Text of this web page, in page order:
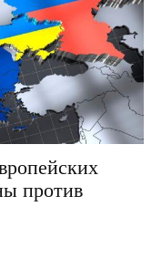
против